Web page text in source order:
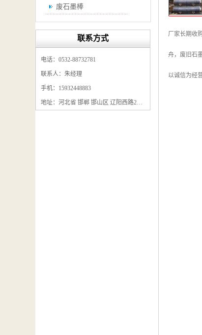
废石墨棒
废石墨换热器回收
石墨粉回收
石墨换热器回收
联系方式
电话：0532-88732781
联系人：朱经理
手机：15932448883
地址：河北省 邯郸 邯山区 辽阳西路295号
厂家长期收
舟，废旧石
以诚信为经